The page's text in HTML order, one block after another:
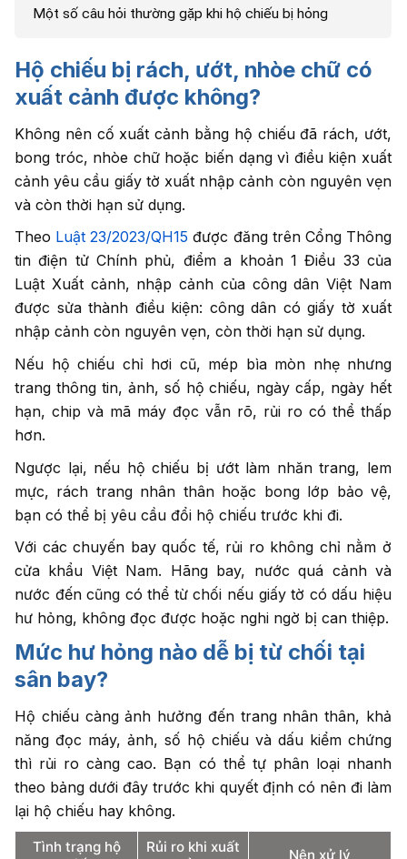
Một số câu hỏi thường gặp khi hộ chiếu bị hỏng
Hộ chiếu bị rách, ướt, nhòe chữ có
xuất cảnh được không?
Không nên cố xuất cảnh bằng hộ chiếu đã rách, ướt,
bong tróc, nhòe chữ hoặc biến dạng vì điều kiện xuất
cảnh yêu cầu giấy tờ xuất nhập cảnh còn nguyên vẹn
và còn thời hạn sử dụng.
Theo Luật 23/2023/QH15 được đăng trên Cổng Thông
tin điện tử Chính phủ, điểm a khoản 1 Điều 33 của
Luật Xuất cảnh, nhập cảnh của công dân Việt Nam
được sửa thành điều kiện: công dân có giấy tờ xuất
nhập cảnh còn nguyên vẹn, còn thời hạn sử dụng.
Nếu hộ chiếu chỉ hơi cũ, mép bìa mòn nhẹ nhưng
trang thông tin, ảnh, số hộ chiếu, ngày cấp, ngày hết
hạn, chip và mã máy đọc vẫn rõ, rủi ro có thể thấp
hơn.
Ngược lại, nếu hộ chiếu bị ướt làm nhăn trang, lem
mực, rách trang nhân thân hoặc bong lớp bảo vệ,
bạn có thể bị yêu cầu đổi hộ chiếu trước khi đi.
Với các chuyến bay quốc tế, rủi ro không chỉ nằm ở
cửa khẩu Việt Nam. Hãng bay, nước quá cảnh và
nước đến cũng có thể từ chối nếu giấy tờ có dấu hiệu
hư hỏng, không đọc được hoặc nghi ngờ bị can thiệp.
Mức hư hỏng nào dễ bị từ chối tại
sân bay?
Hộ chiếu càng ảnh hưởng đến trang nhân thân, khả
năng đọc máy, ảnh, số hộ chiếu và dấu kiểm chứng
thì rủi ro càng cao. Bạn có thể tự phân loại nhanh
theo bảng dưới đây trước khi quyết định có nên đi làm
lại hộ chiếu hay không.
Tình trạng hộ
Rủi ro khi xuất
Nên xử lý